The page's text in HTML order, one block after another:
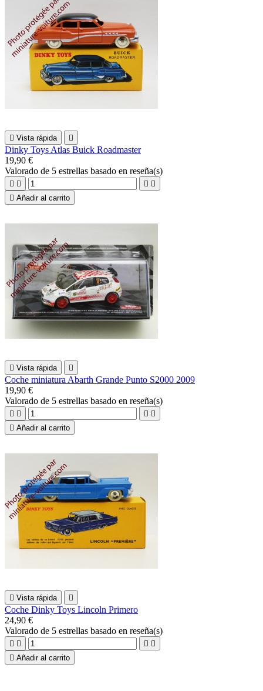
 Vista rápida 
Dinky Toys Atlas Buick Roadmaster
19,90 €
Valorado de 5 estrellas basado en reseña(s)
   
 Añadir al carrito
 Vista rápida 
Coche miniatura Abarth Grande Punto S2000 2009
19,90 €
Valorado de 5 estrellas basado en reseña(s)
   
 Añadir al carrito
 Vista rápida 
Coche Dinky Toys Lincoln Primero
24,90 €
Valorado de 5 estrellas basado en reseña(s)
   
 Añadir al carrito